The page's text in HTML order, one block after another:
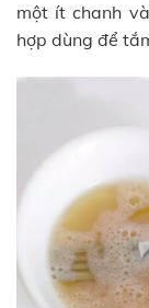
một ít chanh
hợp dùng để